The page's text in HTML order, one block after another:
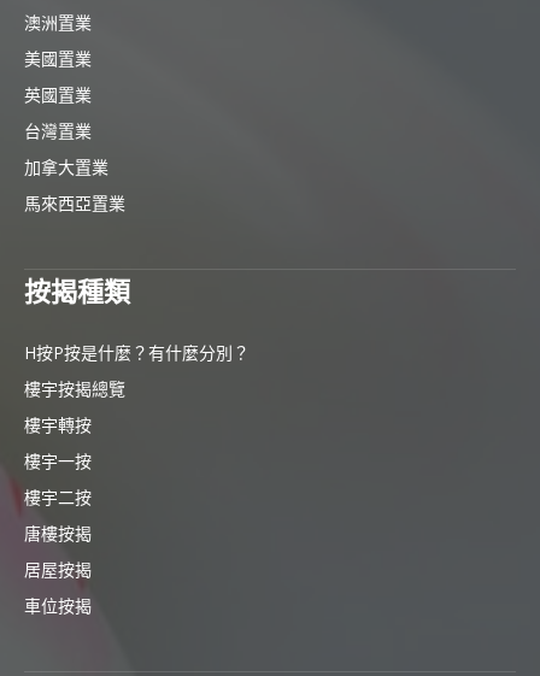
澳洲置業
美國置業
英國置業
台灣置業
加拿大置業
馬來西亞置業
按揭種類
H按P按是什麼？有什麼分別？
樓宇按揭總覽
樓宇轉按
樓宇一按
樓宇二按
唐樓按揭
居屋按揭
車位按揭